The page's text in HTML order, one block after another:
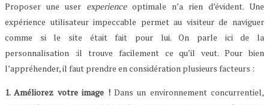
Proposer une user experienceoptimale n’a rien d’évident. Une
expérience utilisateur impeccable permet au visiteur de naviguer
comme si le site était fait pour lui. On parle ici de la
personnalisation :il trouve facilement ce qu’il veut. Pour bien
l’appréhender, il faut prendre en considération plusieurs facteurs :
1. Améliorez votre image ! Dans un environnement concurrentiel,